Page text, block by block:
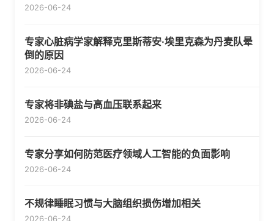
2026-06-24
专家心脏病学家解释克里斯蒂安·埃里克森为丹麦队晕
倒的原因
2026-06-24
专家将非碘盐与高血压联系起来
2026-06-24
专家分享如何防范医疗领域人工智能的负面影响
2026-06-24
不规律睡眠习惯与大脑组织损伤增加相关
2026-06-24